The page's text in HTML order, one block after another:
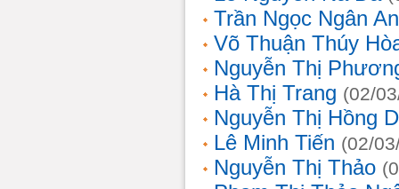
Trần Ngọc Ngân
Võ Thuận Thúy
Nguyễn Thị
Hà Thị Trang (02/
Nguyễn Thị Hồng
Lê Minh Tiến (02/
Nguyễn Thị Thảo